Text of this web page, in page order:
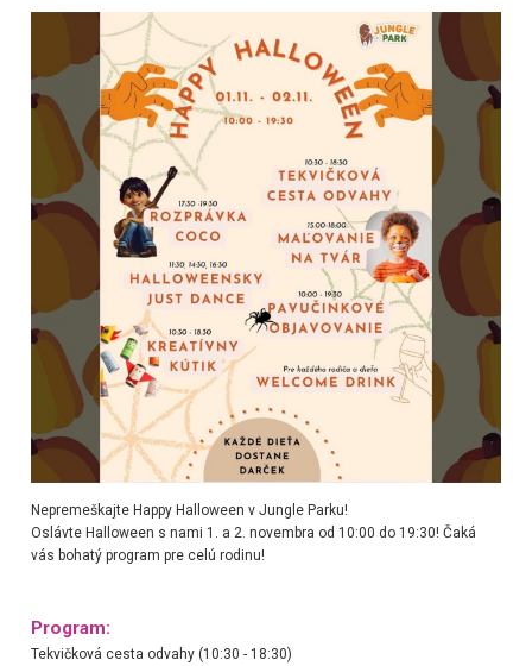
Nepremeškajte Happy Halloween v Jungle Parku!
Oslávte Halloween s nami 1. a 2. novembra od 10:00 do 19:30! Čaká
vás bohatý program pre celú rodinu!
Program:
Tekvičková cesta odvahy (10:30 - 18:30)